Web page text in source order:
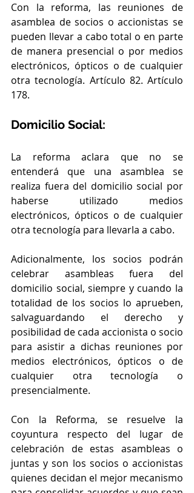
Con la reforma, las reuniones de
asamblea de socios o accionistas se
pueden llevar a cabo total o en parte
de manera presencial o por medios
electrónicos, ópticos o de cualquier
otra tecnología. Artículo 82. Artículo
178.
Domicilio Social:
La reforma aclara que no se
entenderá que una asamblea se
realiza fuera del domicilio social por
haberse utilizado medios
electrónicos, ópticos o de cualquier
otra tecnología para llevarla a cabo.
Adicionalmente, los socios podrán
celebrar asambleas fuera del
domicilio social, siempre y cuando la
totalidad de los socios lo aprueben,
salvaguardando el derecho y
posibilidad de cada accionista o socio
para asistir a dichas reuniones por
medios electrónicos, ópticos o de
cualquier otra tecnología o
presencialmente.
Con la Reforma, se resuelve la
coyuntura respecto del lugar de
celebración de estas asambleas o
juntas y son los socios o accionistas
quienes decidan el mejor mecanismo